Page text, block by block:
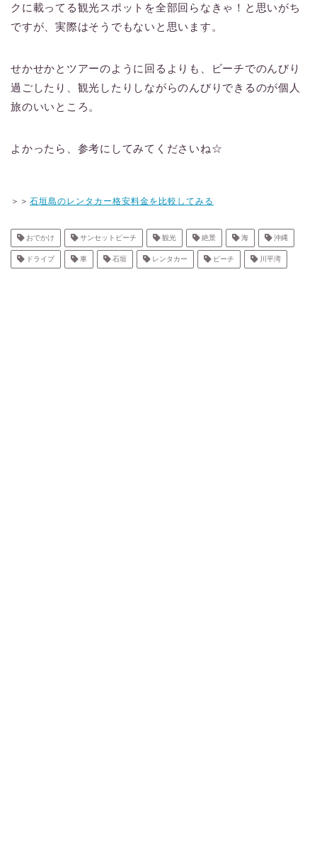
クに載ってる観光スポットを全部回らなきゃ！と思いがち
ですが、実際はそうでもないと思います。
せかせかとツアーのように回るよりも、ビーチでのんびり
過ごしたり、観光したりしながらのんびりできるのが個人
旅のいいところ。
よかったら、参考にしてみてくださいね☆
＞＞ 石垣島のレンタカー格安料金を比較してみる
おでかけ サンセットビーチ 観光 絶景 海 沖縄
ドライブ 車 石垣 レンタカー ビーチ 川平湾